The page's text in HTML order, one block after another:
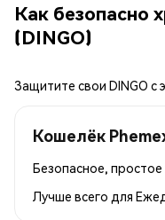
Как безопасно
(DINGO)
Защитите свои DINGO с
Кошелёк
Безопасное, простое
Лучше всего для